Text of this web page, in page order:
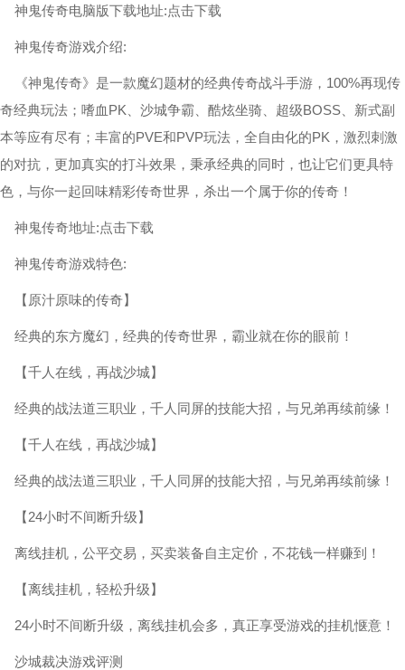
神鬼传奇电脑版下载地址:点击下载
神鬼传奇游戏介绍:
《神鬼传奇》是一款魔幻题材的经典传奇战斗手游，100%再现传
奇经典玩法；嗜血PK、沙城争霸、酷炫坐骑、超级BOSS、新式副
本等应有尽有；丰富的PVE和PVP玩法，全自由化的PK，激烈刺激
的对抗，更加真实的打斗效果，秉承经典的同时，也让它们更具特
色，与你一起回味精彩传奇世界，杀出一个属于你的传奇！
神鬼传奇地址:点击下载
神鬼传奇游戏特色:
【原汁原味的传奇】
经典的东方魔幻，经典的传奇世界，霸业就在你的眼前！
【千人在线，再战沙城】
经典的战法道三职业，千人同屏的技能大招，与兄弟再续前缘！
【千人在线，再战沙城】
经典的战法道三职业，千人同屏的技能大招，与兄弟再续前缘！
【24小时不间断升级】
离线挂机，公平交易，买卖装备自主定价，不花钱一样赚到！
【离线挂机，轻松升级】
24小时不间断升级，离线挂机会多，真正享受游戏的挂机惬意！
沙城裁决游戏评测